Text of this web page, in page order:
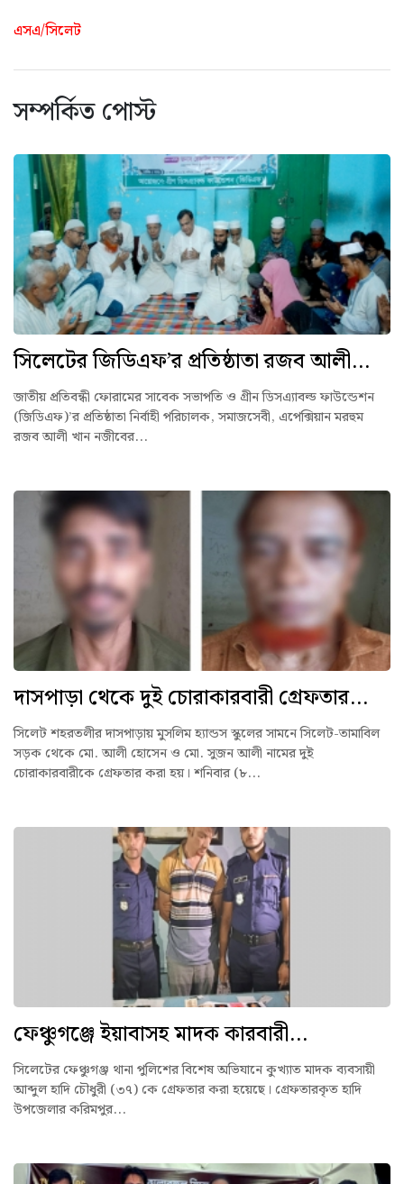
এসএ/সিলেট
সম্পর্কিত পোস্ট
সিলেটের জিডিএফ’র প্রতিষ্ঠাতা রজব আলী...
জাতীয় প্রতিবন্ধী ফোরামের সাবেক সভাপতি ও গ্রীন ডিসএ্যাবল্ড ফাউন্ডেশন
(জিডিএফ)’র প্রতিষ্ঠাতা নির্বাহী পরিচালক, সমাজসেবী, এপেক্সিয়ান মরহুম
রজব আলী খান নজীবের...
দাসপাড়া থেকে দুই চোরাকারবারী গ্রেফতার...
সিলেট শহরতলীর দাসপাড়ায় মুসলিম হ্যান্ডস স্কুলের সামনে সিলেট-তামাবিল
সড়ক থেকে মো. আলী হোসেন ও মো. সুজন আলী নামের দুই
চোরাকারবারীকে গ্রেফতার করা হয়। শনিবার (৮...
ফেঞ্চুগঞ্জে ইয়াবাসহ মাদক কারবারী...
সিলেটের ফেঞ্চুগঞ্জ থানা পুলিশের বিশেষ অভিযানে কুখ্যাত মাদক ব্যবসায়ী
আব্দুল হাদি চৌধুরী (৩৭) কে গ্রেফতার করা হয়েছে। গ্রেফতারকৃত হাদি
উপজেলার করিমপুর...